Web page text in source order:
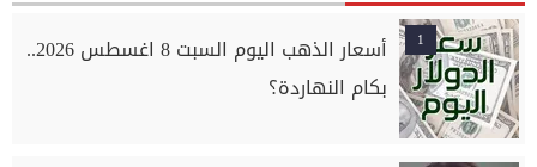
1
أسعار الذهب اليوم السبت 8 اغسطس 2026..
بكام النهاردة؟